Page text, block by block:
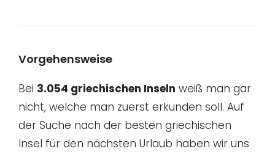
Vorgehensweise
Bei 3.054 griechischen Inseln weiß man gar
nicht, welche man zuerst erkunden soll. Auf
der Suche nach der besten griechischen
Insel für den nächsten Urlaub haben wir uns